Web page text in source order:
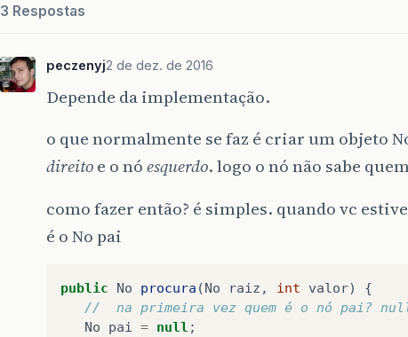
3 Respostas
peczenyj2 de dez. de 2016
Depende da implementação.
o que normalmente se faz é criar um objeto
direitoe o nóesquerdo. logo o nó não sabe
como fazer então? é simples. quando vc
é o No pai
public No procura (No raiz , int valor)
{
//  na primeira vez quem é o nó pai?
No
pai = null ;